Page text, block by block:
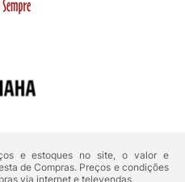
e estoques no site, o valor e
de Compras. Preços e condições
via internet e televendas.